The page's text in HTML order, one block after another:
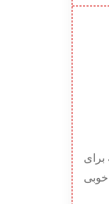
از سال ۲۰۱۴ که برای
خوبی